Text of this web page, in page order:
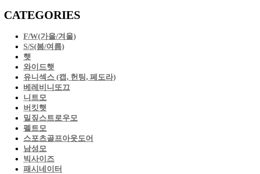
CATEGORIES
F/W(가을/겨울)
S/S(봄/여름)
햇
와이드햇
유니섹스 (캡, 헌팅, 페도라)
베레비니또끄
니트모
버킷햇
밀짚스트로우모
펠트모
스포츠골프아웃도어
남성모
빅사이즈
패시네이터